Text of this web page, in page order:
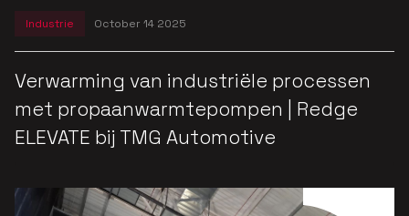
Industrie October 14 2025
Verwarming van industriële processen
met propaanwarmtepompen | Redge
ELEVATE bij TMG Automotive